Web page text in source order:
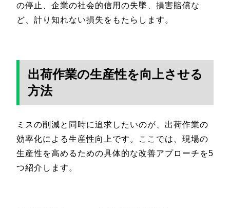
の停止、企業の社会的信用の失墜、損害賠償な
ど、計り知れない損失をもたらします。
出荷作業の生産性を向上させる
方法
ミスの削減と同時に追求したいのが、出荷作業の
効率化による生産性向上です。ここでは、現場の
生産性を高めるための具体的な改善アプローチを5
つ紹介します。